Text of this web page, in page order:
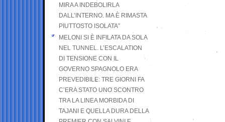
MIRA A INDEBOLIRLA
DALL’INTERNO. MA È RIMASTA
PIUTTOSTO ISOLATA”
MELONI SI È INFILATA DA SOLA
NEL TUNNEL. L’ESCALATION
DI TENSIONE CON IL
GOVERNO SPAGNOLO ERA
PREVEDIBILE: TRE GIORNI FA
C’ERA STATO UNO SCONTRO
TRA LA LINEA MORBIDA DI
TAJANI E QUELLA DURA DELLA